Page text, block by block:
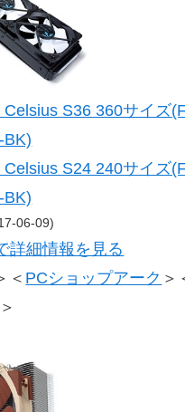
S36 360サイズ
BK)
S24 240サイズ
BK)
06-09)
詳細情報を見る
＜ PCショップアーク ＞
＞